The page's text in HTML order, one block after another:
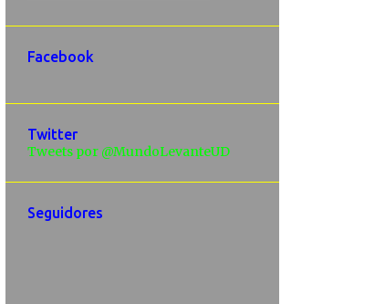
Facebook
Twitter
Tweets por @MundoLevanteUD
Seguidores